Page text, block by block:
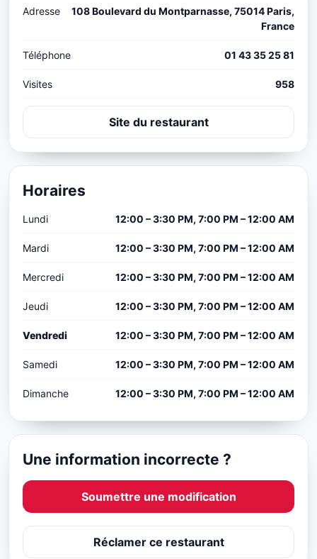
Adresse
108 Boulevard du Montparnasse, 75014 Paris,
France
Téléphone 01 43 35 25 81
Visites 958
Site du restaurant
Horaires
Lundi 12:00 – 3:30 PM, 7:00 PM – 12:00 AM
Mardi 12:00 – 3:30 PM, 7:00 PM – 12:00 AM
Mercredi 12:00 – 3:30 PM, 7:00 PM – 12:00 AM
Jeudi 12:00 – 3:30 PM, 7:00 PM – 12:00 AM
Vendredi 12:00 – 3:30 PM, 7:00 PM – 12:00 AM
Samedi 12:00 – 3:30 PM, 7:00 PM – 12:00 AM
Dimanche 12:00 – 3:30 PM, 7:00 PM – 12:00 AM
Une information incorrecte ?
Soumettre une modification
Réclamer ce restaurant